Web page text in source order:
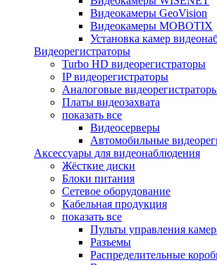
Видеокамеры GeoVision
Видеокамеры MOBOTIX
Установка камер
Видеорегистраторы
Turbo HD видеорегистраторы
IP видеорегистраторы
Аналоговые
Платы видеозахвата
показать все
Видеосерверы
Автомобильные
Аксессуары для видеонаблюдения
Жёсткие диски
Блоки питания
Сетевое оборудование
Кабельная продукция
показать все
Пульты управления
Разъемы
Распределительные